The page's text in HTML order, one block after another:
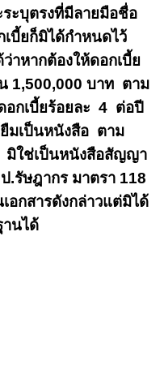
ะบุตรงที่มีลายมือชื่อ
บี้ยก็มิได้กำหนดไว้
าหากต้องให้ดอกเบี้ย
1,500,000 บาท ตาม
อกเบี้ยร้อยละ 4 ต่อปี
ยืมเป็นหนังสือ ตาม
มิใช่เป็นหนังสือสัญญา
.รัษฎากร มาตรา 118
อกสารดังกล่าวแต่มิได้
นได้